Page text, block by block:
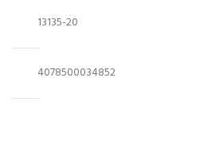
13135-20
4078500034852